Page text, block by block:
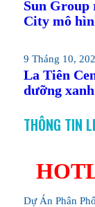
Sun Group
City mô
9 Tháng 10,
La Tiên
dưỡng xanh
THÔNG TIN
Dự Án Phân